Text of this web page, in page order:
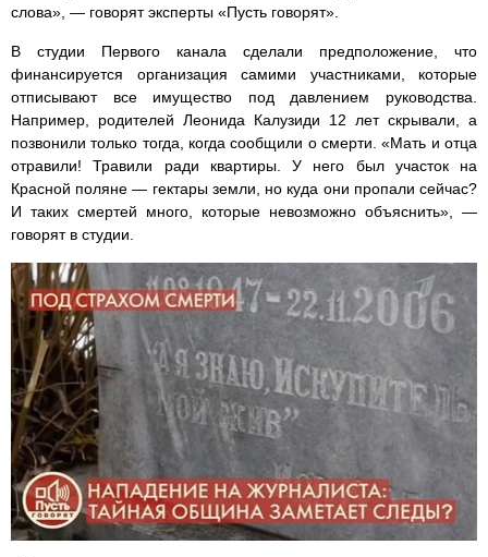
слова», — говорят эксперты «Пусть говорят».
В студии Первого канала сделали предположение, что
финансируется организация самими участниками, которые
отписывают все имущество под давлением руководства.
Например, родителей Леонида Калузиди 12 лет скрывали, а
позвонили только тогда, когда сообщили о смерти. «Мать и отца
отравили! Травили ради квартиры. У него был участок на
Красной поляне — гектары земли, но куда они пропали сейчас?
И таких смертей много, которые невозможно объяснить», —
говорят в студии.